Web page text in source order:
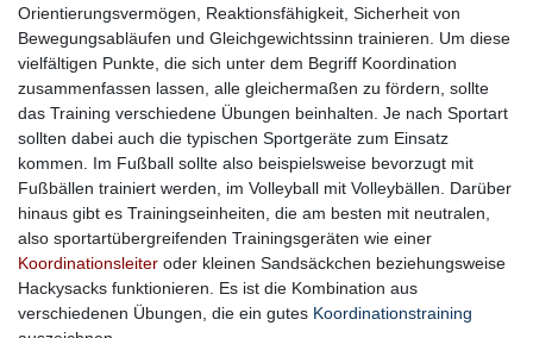
Orientierungsvermögen, Reaktionsfähigkeit, Sicherheit von
Bewegungsabläufen und Gleichgewichtssinn trainieren. Um diese
vielfältigen Punkte, die sich unter dem Begriff Koordination
zusammenfassen lassen, alle gleichermaßen zu fördern, sollte
das Training verschiedene Übungen beinhalten. Je nach Sportart
sollten dabei auch die typischen Sportgeräte zum Einsatz
kommen. Im Fußball sollte also beispielsweise bevorzugt mit
Fußbällen trainiert werden, im Volleyball mit Volleybällen. Darüber
hinaus gibt es Trainingseinheiten, die am besten mit neutralen,
also sportartübergreifenden Trainingsgeräten wie einer
Koordinationsleiter oder kleinen Sandsäckchen beziehungsweise
Hackysacks funktionieren. Es ist die Kombination aus
verschiedenen Übungen, die ein gutes Koordinationstraining